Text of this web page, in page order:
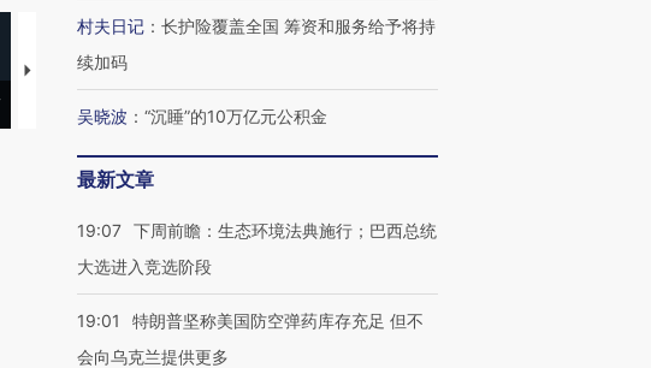
【推广】走进第四届链博
会，让数智科技“链”接产
【特别呈现】寻找100种
有意思的生活方式·第三对
CFO：不靠规模取胜，华
村夫日记 ： 长护险覆盖全国 筹资和服务给予将持
续加码
吴晓波 ： “沉睡”的10万亿元公积金
最新文章
19:07 下周前瞻：生态环境法典施行；巴西总统
大选进入竞选阶段
19:01
特朗普坚称美国防空弹药库存充足 但不
会向乌克兰提供更多